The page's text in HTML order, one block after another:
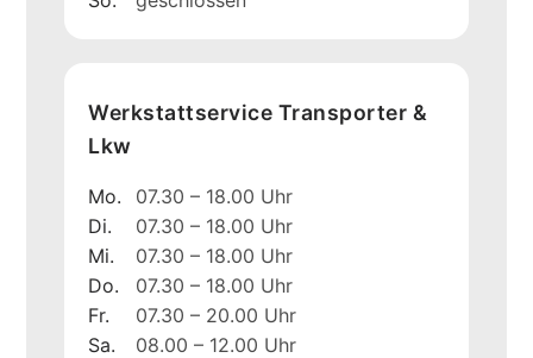
Werkstattservice Transporter &
Lkw
Mo.
07.30 – 18.00 Uhr
Di.
07.30 – 18.00 Uhr
Mi.
07.30 – 18.00 Uhr
Do.
07.30 – 18.00 Uhr
Fr.
07.30 – 20.00 Uhr
Sa.
08.00 – 12.00 Uhr